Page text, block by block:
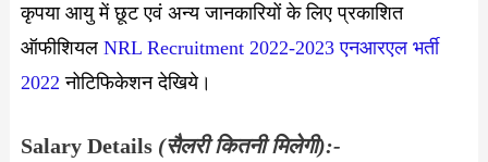
कृपया आयु में छूट एवं अन्य जानकारियों के लिए प्रकाशित
ऑफीशियल NRL Recruitment 2022-2023 एनआरएल भर्ती
2022 नोटिफिकेशन देखिये।
Salary Details (सैलरी कितनी मिलेगी):-